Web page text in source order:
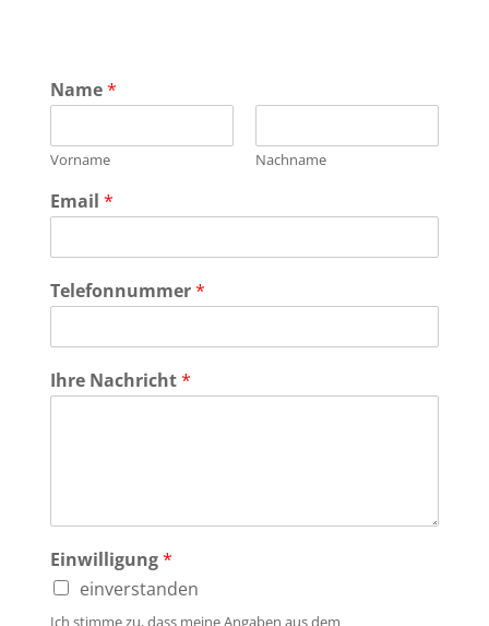
Name*
Vorname Nachname
Email *
Telefonnummer*
Ihre Nachricht*
Einwilligung*
einverstanden
Ich stimme zu, dass meine Angaben aus dem